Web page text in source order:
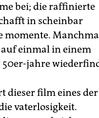
bei; die raffinierte
in scheinbar
einmal in einem
jahre
dieser film eines der
vaterlosigkeit.